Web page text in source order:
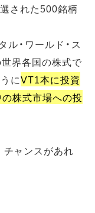
された500銘柄
ル・ワールド・ス
界各国の株式で
にVT1本に投資
株式市場への投
ャンスがあれ